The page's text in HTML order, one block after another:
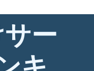
ー